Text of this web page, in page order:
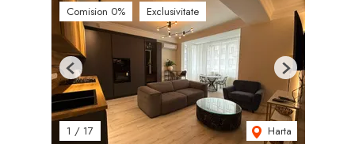
Comision 0% Exclusivitate
1 / 17 Harta
Previous Next